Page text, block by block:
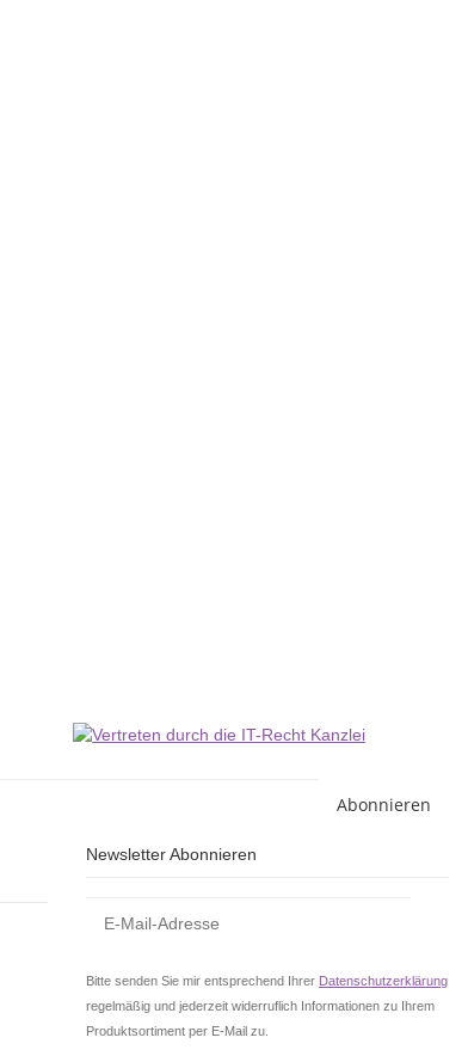
Abonnieren
Newsletter Abonnieren
Bitte senden Sie mir entsprechend Ihrer Datenschutzerklärung
regelmäßig und jederzeit widerruflich Informationen zu Ihrem
Produktsortiment per E-Mail zu.